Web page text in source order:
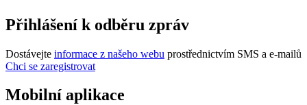
Přihlášení k odběru zpráv
Dostávejte informace z našeho webu prostřednictvím SMS a e-mailů
Chci se zaregistrovat
Mobilní aplikace